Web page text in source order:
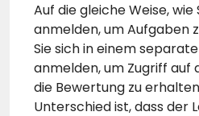
Auf die gleiche Weise,
anmelden, um Aufgaben
Sie sich in einem
anmelden, um Zugriff auf
die Bewertung zu
Unterschied ist, dass der